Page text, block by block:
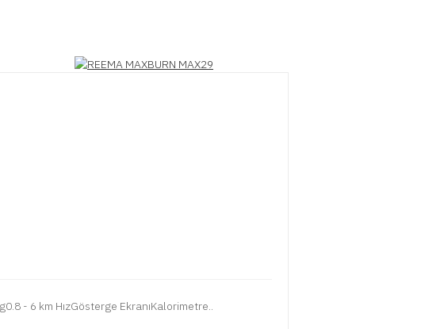
- 6 km HızGösterge EkranıKalorimetre..